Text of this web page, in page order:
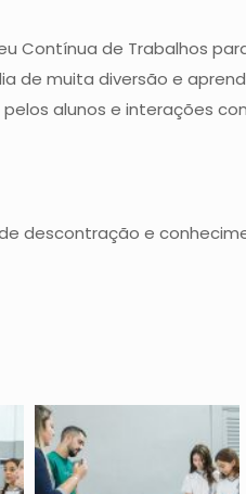
Contínua de Trabalhos
de muita diversão e
alunos e interações
descontração e